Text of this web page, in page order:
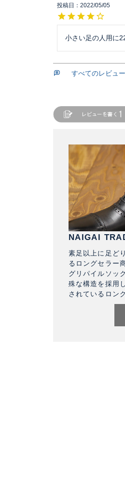
投稿日
2022/05/05
小さい足の人用に
すべてのレビュ
NAIGAI
素足以上に足ど
るロングセラー
グリパイルソッ
殊な構造を採用
されているロン